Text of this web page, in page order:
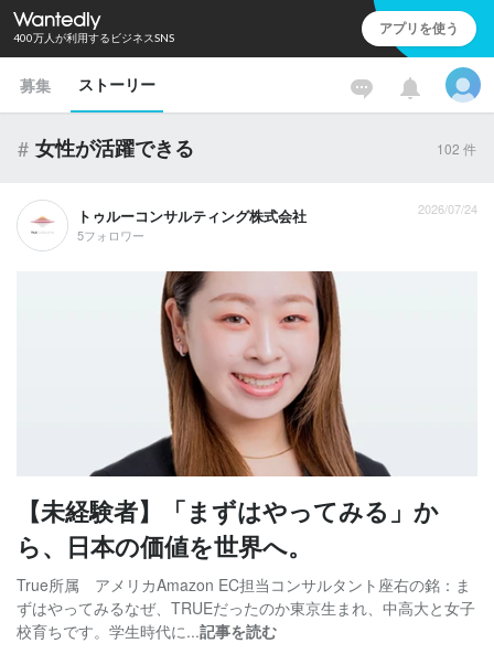
400万人が利用するビジネスSNS アプリを使う
募集 ストーリー
# 女性が活躍できる 102 件
トゥルーコンサルティング株式会社
5フォロワー
2026/07/24
【未経験者】「まずはやってみる」か
ら、日本の価値を世界へ。
True所属 アメリカAmazon EC担当コンサルタント座右の銘：ま
ずはやってみるなぜ、TRUEだったのか東京生まれ、中高大と女子
校育ちです。学生時代に...記事を読む